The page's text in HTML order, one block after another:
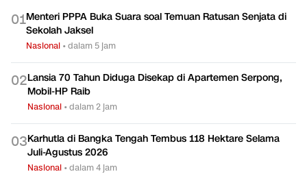
01Menteri PPPA Buka Suara soal Temuan Ratusan Senjata di
Sekolah Jaksel
Nasional •dalam 5 jam
02Lansia 70 Tahun Diduga Disekap di Apartemen Serpong,
Mobil-HP Raib
Nasional •dalam 2 jam
03Karhutla di Bangka Tengah Tembus 118 Hektare Selama
Juli-Agustus 2026
Nasional •dalam 4 jam